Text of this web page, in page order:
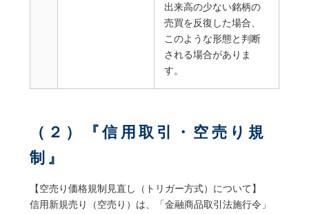
出来高の少ない銘柄の
売買を反復した場合、
このような形態と判断
される場合がありま
す。
（２）『信用取引・空売り規
制』
【空売り価格規制見直し（トリガー方式）について】
信用新規売り（空売り）は、「金融商品取引法施行令」